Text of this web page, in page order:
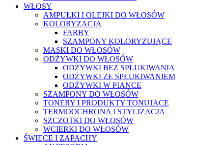
WŁOSY
AMPUŁKI I OLEJKI DO WŁOSÓW
KOLORYZACJA
FARBY
SZAMPONY KOLORYZUJĄCE
MASKI DO WŁOSÓW
ODŻYWKI DO WŁOSÓW
ODŻYWKI BEZ SPŁUKIWANIA
ODŻYWKI ZE SPŁUKIWANIEM
ODŻYWKI W PIANCE
SZAMPONY DO WŁOSÓW
TONERY I PRODUKTY TONUJĄCE
TERMOOCHRONA I STYLIZACJA
SZCZOTKI DO WŁOSÓW
WCIERKI DO WŁOSÓW
ŚWIECE I ZAPACHY